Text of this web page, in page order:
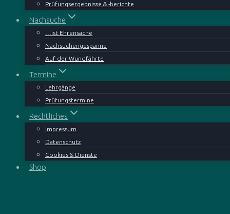
Prüfungsergebnisse & -berichte
Nachsuche
…ist Ehrensache
Nachsuchengespanne
Auf der Wundfährte
Termine
Lehrgänge
Prüfungstermine
Rechtliches
Impressum
Datenschutz
Cookies & Dienste
Shop